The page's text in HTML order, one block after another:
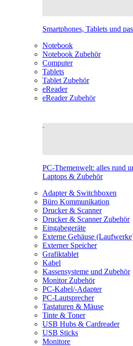
Smartphones, Tablets und
Notebook
Notebook Zubehör
Computer
Tablets
Tablet Zubehör
eReader
eReader Zubehör
PC-Themenwelt: alles rund
Laptops & Zubehör
Adapter & Switchboxen
Büro Kommunikation
Drucker & Scanner
Drucker & Scanner Zubehör
Eingabegeräte
Externe Gehäuse
Externer Speicher
Grafiktablet
Kabel
Kassensysteme und Zubehör
Monitor Zubehör
PC-Kabel/-Adapter
PC-Lautsprecher
Tastaturen & Mäuse
Tinte & Toner
USB Hubs & Cardreader
USB Sticks
Monitore